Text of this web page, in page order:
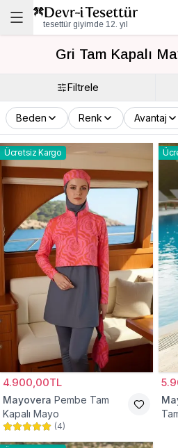
tesettür giyimde 12. yıl
Gri Tam Kapalı
Filtrele
Beden Renk Avantaj
Ücretsiz Kargo
4.900,00TL
Mayovera Pembe Tam
Kapalı Mayo
(4)